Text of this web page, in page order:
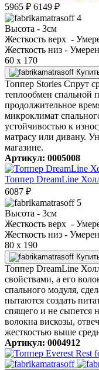
5965 ₽ 6149 ₽
4
Высота - 3см
Жесткость верх -
Жесткость низ -
60 x 170
Топпер Stories Спрут
теплообмен спальной
продолжительное
микроклимат
устойчивостью к
матрасу или дивану.
магазине.
Артикул: 0005008
Топпер DreamLine
6087 ₽
5
Высота - 3см
Жесткость верх -
Жесткость низ -
80 x 190
Топпер DreamLine
свойствами, а его
спального модуля,
пытаются создать
спящего и не сыпется
волокна вискозы,
жесткостью выше
Артикул: 0004912